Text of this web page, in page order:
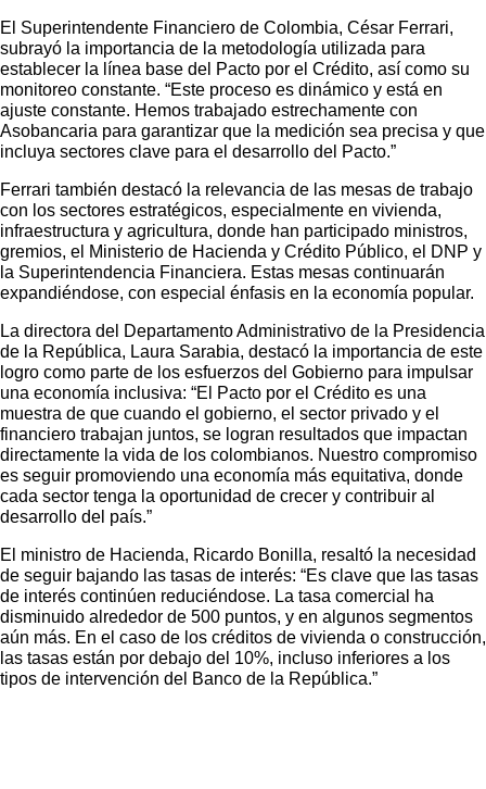
El Superintendente Financiero de Colombia, César Ferrari,
subrayó la importancia de la metodología utilizada para
establecer la línea base del Pacto por el Crédito, así como su
monitoreo constante. “Este proceso es dinámico y está en
ajuste constante. Hemos trabajado estrechamente con
Asobancaria para garantizar que la medición sea precisa y que
incluya sectores clave para el desarrollo del Pacto.”
Ferrari también destacó la relevancia de las mesas de trabajo
con los sectores estratégicos, especialmente en vivienda,
infraestructura y agricultura, donde han participado ministros,
gremios, el Ministerio de Hacienda y Crédito Público, el DNP y
la Superintendencia Financiera. Estas mesas continuarán
expandiéndose, con especial énfasis en la economía popular.
La directora del Departamento Administrativo de la Presidencia
de la República, Laura Sarabia, destacó la importancia de este
logro como parte de los esfuerzos del Gobierno para impulsar
una economía inclusiva: “El Pacto por el Crédito es una
muestra de que cuando el gobierno, el sector privado y el
financiero trabajan juntos, se logran resultados que impactan
directamente la vida de los colombianos. Nuestro compromiso
es seguir promoviendo una economía más equitativa, donde
cada sector tenga la oportunidad de crecer y contribuir al
desarrollo del país.”
El ministro de Hacienda, Ricardo Bonilla, resaltó la necesidad
de seguir bajando las tasas de interés: “Es clave que las tasas
de interés continúen reduciéndose. La tasa comercial ha
disminuido alrededor de 500 puntos, y en algunos segmentos
aún más. En el caso de los créditos de vivienda o construcción,
las tasas están por debajo del 10%, incluso inferiores a los
tipos de intervención del Banco de la República.”